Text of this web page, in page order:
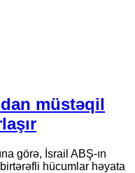
müstəqil
görə, İsrail ABŞ-ın
hücumlar həyata